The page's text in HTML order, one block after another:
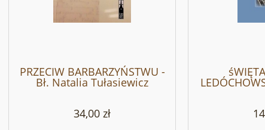
PRZECIW BARBARZYŃSTWU -
Bł. Natalia Tułasiewicz
34,00 zł